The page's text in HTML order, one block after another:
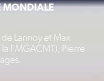
MONDIALE
Lannoy et Max
FMGACMT), Pierre